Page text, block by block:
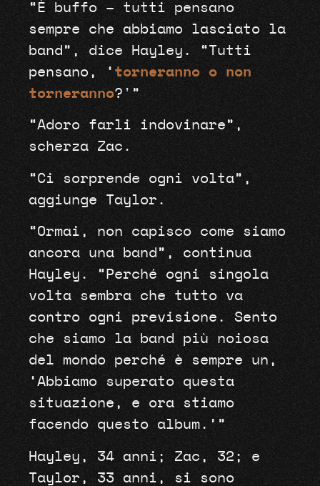
“È buffo – tutti pensano
sempre che abbiamo lasciato la
band”, dice Hayley. “Tutti
pensano, ‘ torneranno o non
torneranno?'”
“Adoro farli indovinare”,
scherza Zac.
“Ci sorprende ogni volta”,
aggiunge Taylor.
“Ormai, non capisco come siamo
ancora una band”, continua
Hayley. “Perché ogni singola
volta sembra che tutto va
contro ogni previsione. Sento
che siamo la band più noiosa
del mondo perché è sempre un,
‘Abbiamo superato questa
situazione, e ora stiamo
facendo questo album.’”
Hayley, 34 anni; Zac, 32; e
Taylor, 33 anni, si sono